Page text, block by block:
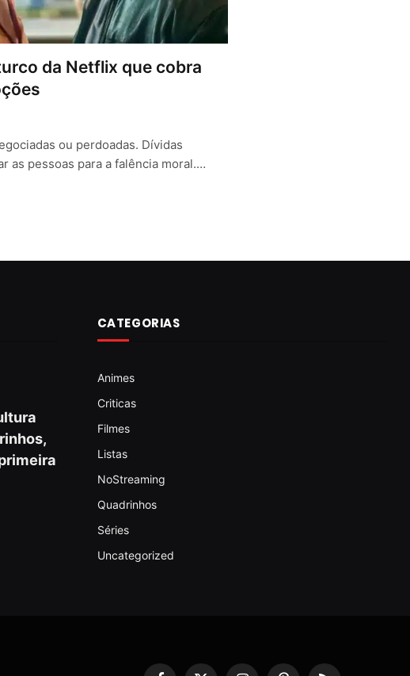
da Netflix que cobra
ou perdoadas. Dívidas
as pessoas para a falência moral.…
CATEGORIAS
Animes
Criticas
Filmes
Listas
NoStreaming
Quadrinhos
Séries
Uncategorized